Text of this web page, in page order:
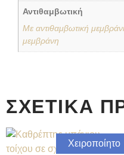
Αντιθαμβωτική
Με αντιθαμβωτική
μεμβράνη
ΣΧΕΤΙΚΆ
Χειροποίητο